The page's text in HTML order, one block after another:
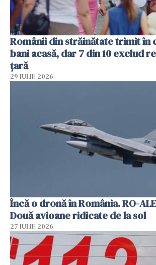
Românii din străinătate trimit în
bani acasă, dar 7 din 10 exclud
țară
29 IULIE 2026
Încă o dronă în România. RO-
Două avioane ridicate de la sol
27 IULIE 2026